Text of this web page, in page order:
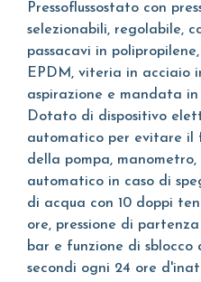
Pressoflussostato con
selezionabili, regolabile,
passacavi in
EPDM, viteria in acciaio
aspirazione e mandata in
Dotato di dispositivo
automatico per evitare il
della pompa,
automatico in caso di
di acqua con 10 doppi
ore, pressione di
bar e funzione di
secondi ogni 24 ore